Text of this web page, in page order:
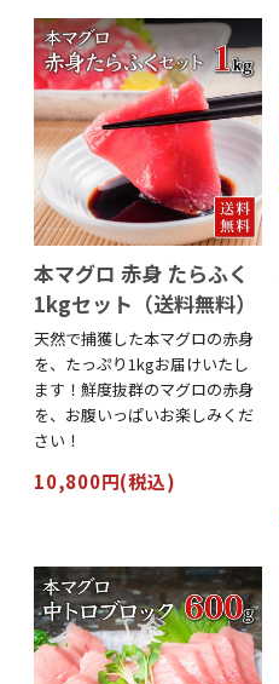
本マグロ 赤身 たらふく
1kgセット（送料無料）
天然で捕獲した本マグロの赤身
を、たっぷり1kgお届けいたし
ます！鮮度抜群のマグロの赤身
を、お腹いっぱいお楽しみくだ
さい！
10,800円(税込)